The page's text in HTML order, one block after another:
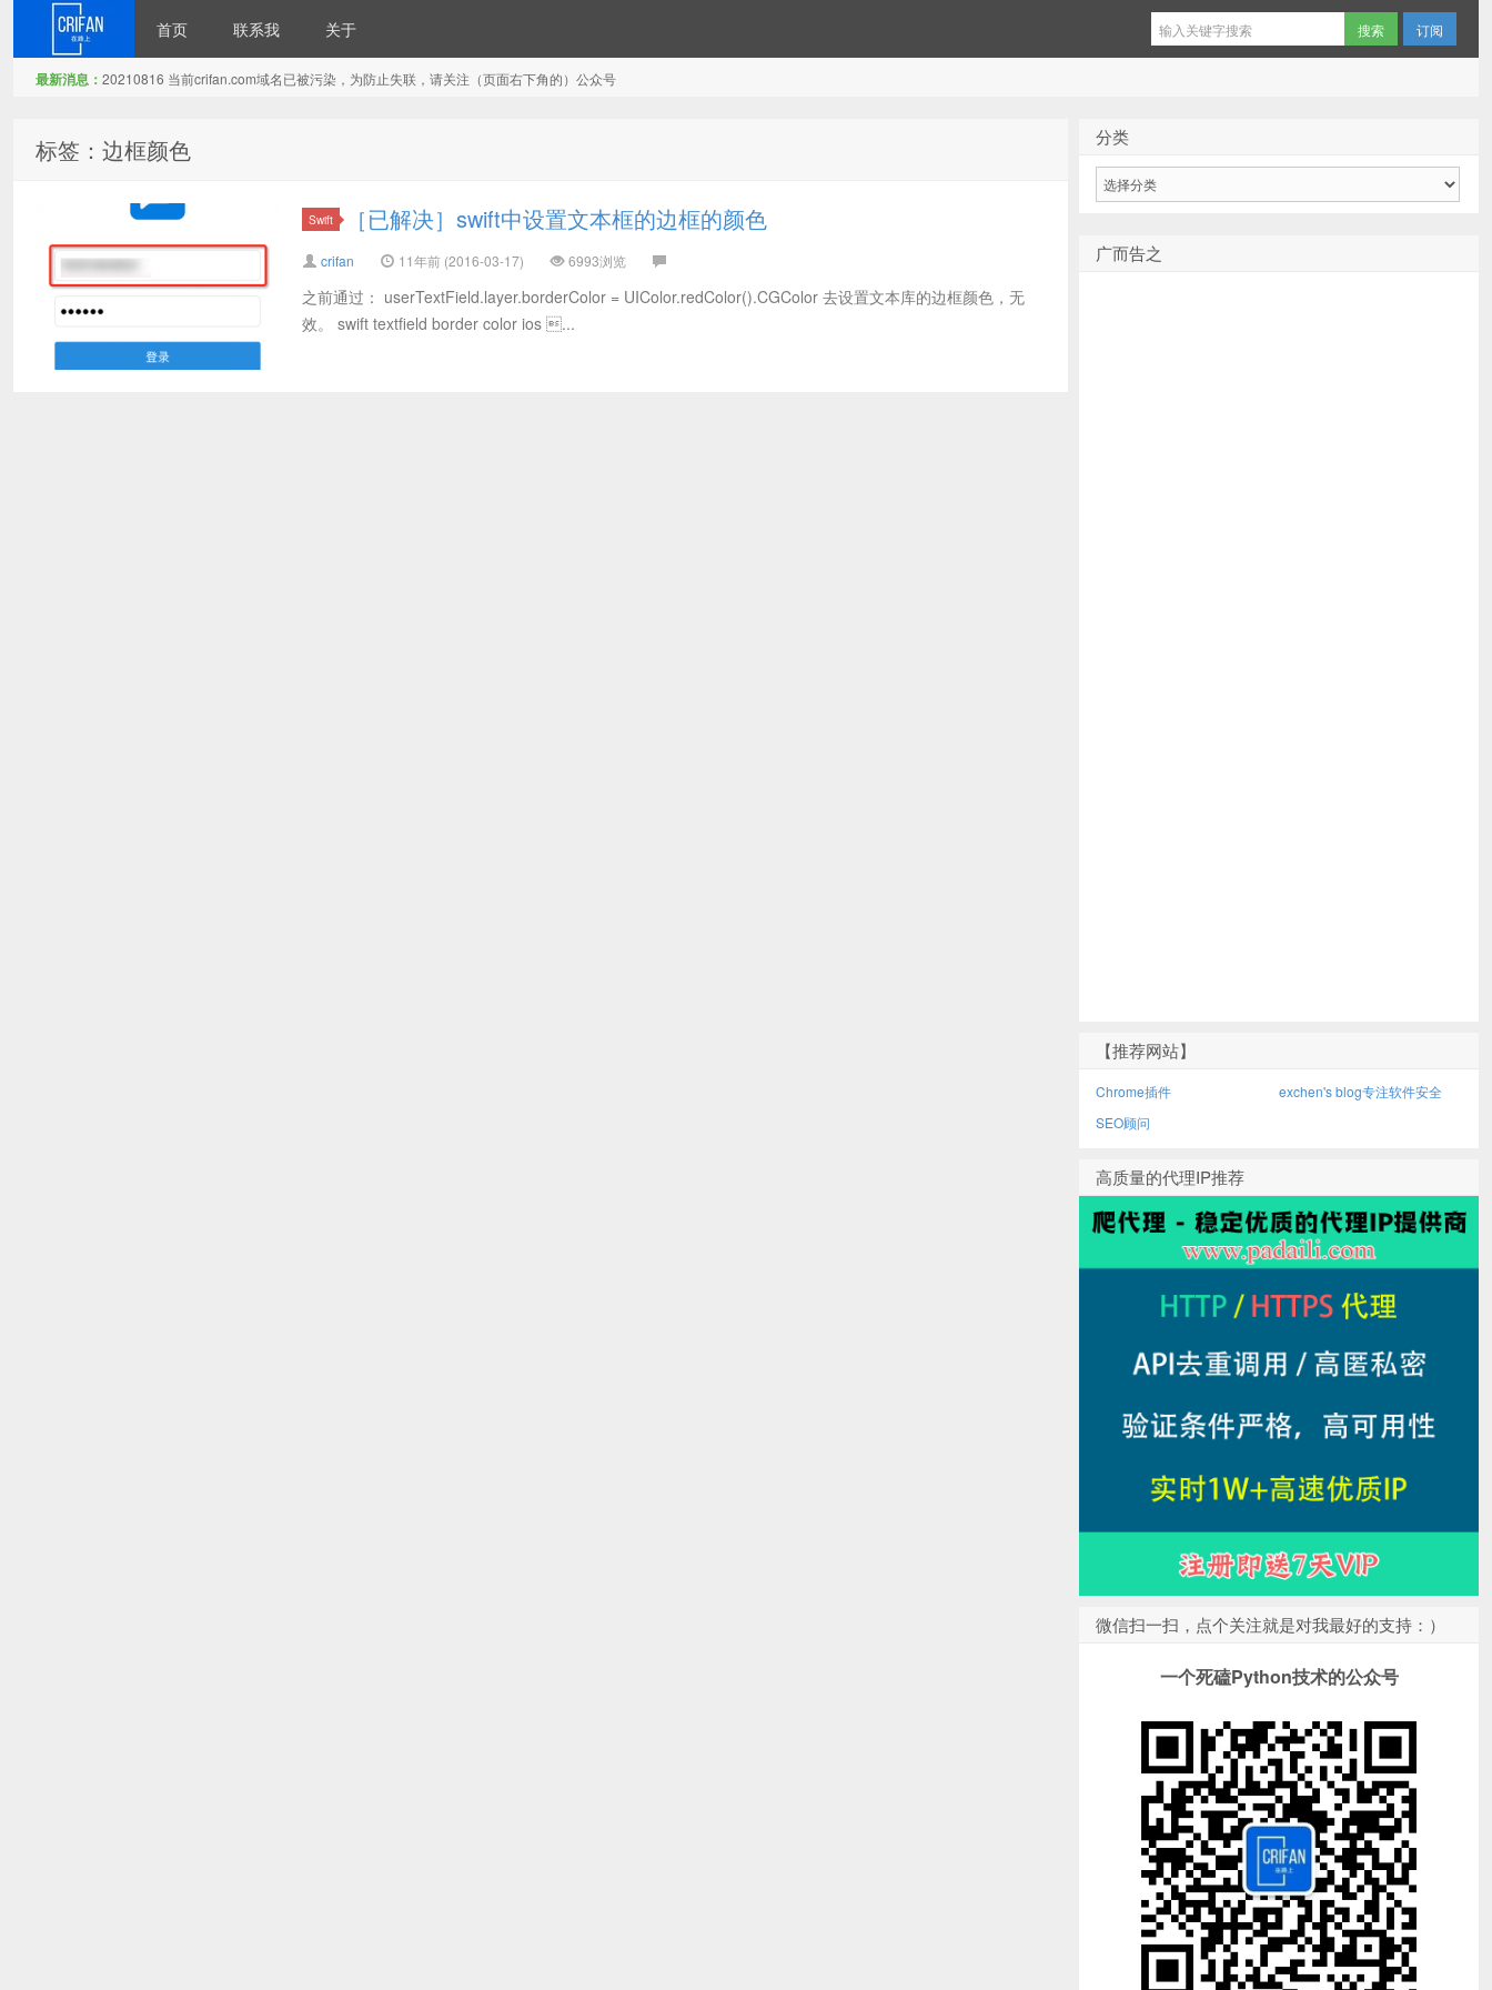
首页 联系我 关于 订阅
最新消息： 20210816 当前crifan.com域名已被污染，为防止失联，请关注（页面右下角的）公众号
标签：边框颜色
Swift ［已解决］swift中设置文本框的边框的颜色
crifan 11年前 (2016-03-17) 6993浏览
之前通过： userTextField.layer.borderColor = UIColor.redColor().CGColor 去设置文本库的边框颜色，无
效。 swift textfield border color ios ...
分类
广而告之
【推荐网站】
Chrome插件
exchen's blog专注软件安全
SEO顾问
高质量的代理IP推荐
微信扫一扫，点个关注就是对我最好的支持：）
一个死磕Python技术的公众号